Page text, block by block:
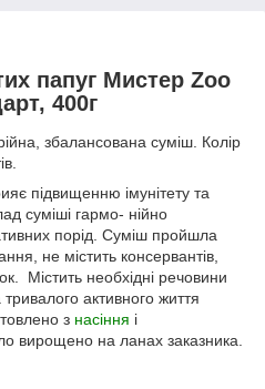
папуг Мистер Zoo
400г
збалансована суміш. Колір
підвищенню імунітету та
суміші гармо- нійно
порід. Суміш пройшла
не містить консервантів,
Містить необхідні речовини
активного життя
з насіння і
вирощено на ланах заказника.